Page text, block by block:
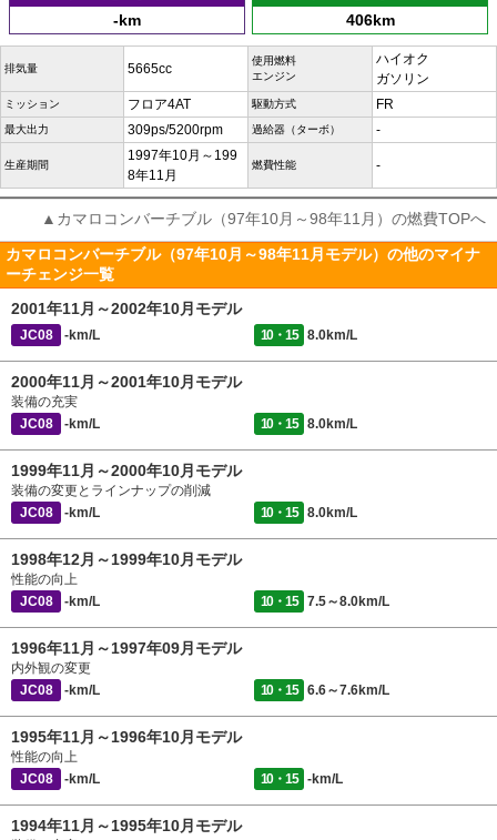
-km 406km
排気量 5665cc
使用燃料
エンジン
ハイオク
ガソリン
ミッション フロア4AT 駆動方式 FR
最大出力 309ps/5200rpm 過給器（ターボ） -
生産期間
1997年10月～199
8年11月
燃費性能 -
▲カマロコンバーチブル（97年10月～98年11月）の燃費TOPへ
カマロコンバーチブル（97年10月～98年11月モデル）の他のマイナ
ーチェンジ一覧
2001年11月～2002年10月モデル
JC08 -km/L 10・15 8.0km/L
2000年11月～2001年10月モデル
装備の充実
JC08
-km/L 10・15 8.0km/L
1999年11月～2000年10月モデル
装備の変更とラインナップの削減
JC08
-km/L 10・15 8.0km/L
1998年12月～1999年10月モデル
性能の向上
JC08
-km/L 10・15 7.5～8.0km/L
1996年11月～1997年09月モデル
内外観の変更
JC08
-km/L 10・15 6.6～7.6km/L
1995年11月～1996年10月モデル
性能の向上
JC08
-km/L 10・15 -km/L
1994年11月～1995年10月モデル